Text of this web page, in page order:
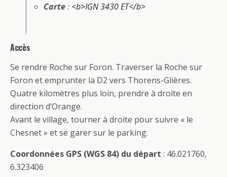
Carte: <b>IGN 3430 ET</b>
Accès
Se rendre Roche sur Foron. Traverser la Roche sur
Foron et emprunter la D2 vers Thorens-Glières.
Quatre kilomètres plus loin, prendre à droite en
direction d’Orange.
Avant le village, tourner à droite pour suivre « le
Chesnet » et se garer sur le parking.
Coordonnées GPS (WGS 84) du départ : 46.021760,
6.323406